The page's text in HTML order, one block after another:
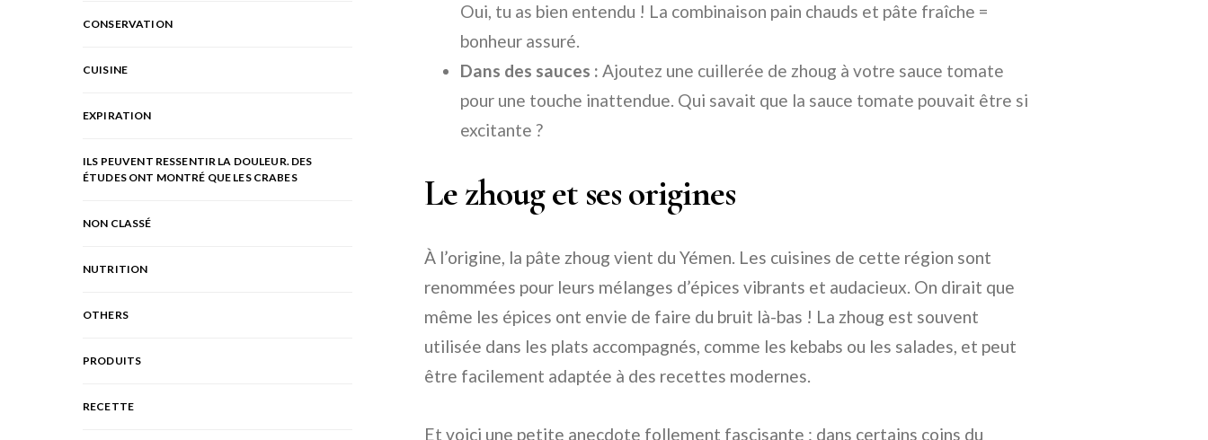
Oui, tu as bien entendu ! La combinaison pain chauds et pâte fraîche =
bonheur assuré.
Dans des sauces : Ajoutez une cuillerée de zhoug à votre sauce tomate
pour une touche inattendue. Qui savait que la sauce tomate pouvait être si
excitante ?
Le zhoug et ses origines
À l’origine, la pâte zhoug vient du Yémen. Les cuisines de cette région sont
renommées pour leurs mélanges d’épices vibrants et audacieux. On dirait que
même les épices ont envie de faire du bruit là-bas ! La zhoug est souvent
utilisée dans les plats accompagnés, comme les kebabs ou les salades, et peut
être facilement adaptée à des recettes modernes.
Et voici une petite anecdote follement fascisante : dans certains coins du
CONSERVATION
CUISINE
EXPIRATION
ILS PEUVENT RESSENTIR LA DOULEUR. DES
ÉTUDES ONT MONTRÉ QUE LES CRABES
NON CLASSÉ
NUTRITION
OTHERS
PRODUITS
RECETTE